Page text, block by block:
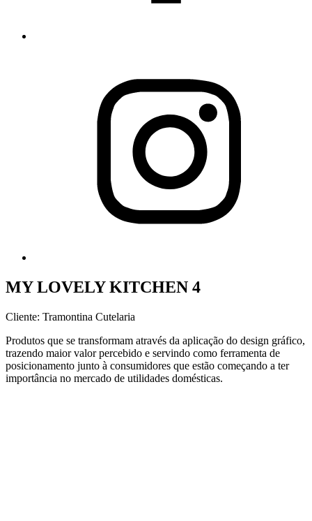
MY LOVELY KITCHEN 4
Cliente: Tramontina Cutelaria
Produtos que se transformam através da aplicação do design gráfico,
trazendo maior valor percebido e servindo como ferramenta de
posicionamento junto à consumidores que estão começando a ter
importância no mercado de utilidades domésticas.